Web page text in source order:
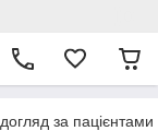
догляд за пацієнтами